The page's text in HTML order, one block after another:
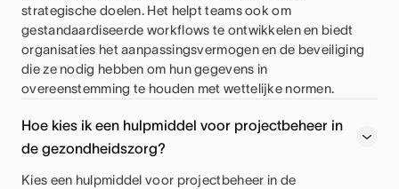
strategische doelen. Het helpt teams ook om
gestandaardiseerde workflows te ontwikkelen en biedt
organisaties het aanpassingsvermogen en de beveiliging
die ze nodig hebben om hun gegevens in
overeenstemming te houden met wettelijke normen.
Hoe kies ik een hulpmiddel voor projectbeheer in
de gezondheidszorg?
Kies een hulpmiddel voor projectbeheer in de